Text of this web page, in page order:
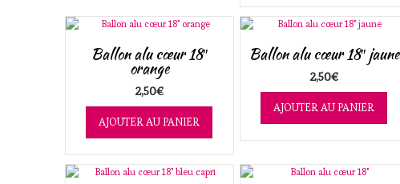
Ballon alu cœur 18″
orange
2,50€
AJOUTER AU PANIER
Ballon alu cœur 18″ jaune
2,50€
AJOUTER AU PANIER